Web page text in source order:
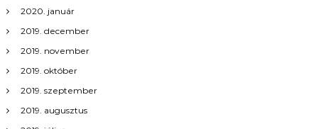
á
c
i
ó
2020. január
2019. december
2019. november
2019. október
2019. szeptember
2019. augusztus